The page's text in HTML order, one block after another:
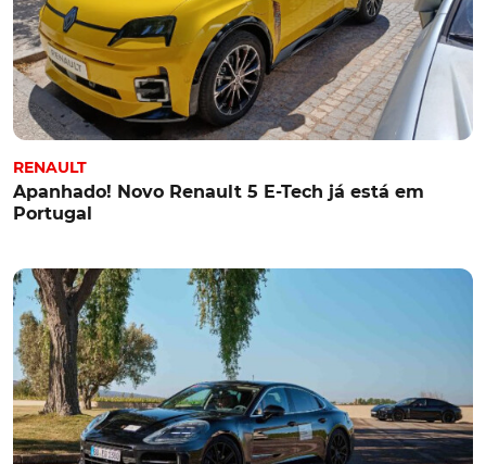
RENAULT
Apanhado! Novo Renault 5 E-Tech já está em
Portugal